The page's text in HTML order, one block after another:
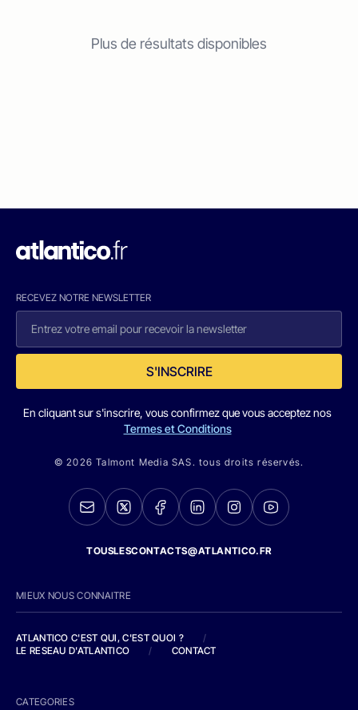
Plus de résultats disponibles
RECEVEZ NOTRE NEWSLETTER
S'INSCRIRE
En cliquant sur s'inscrire, vous confirmez que vous acceptez nos
Termes et Conditions
© 2026 Talmont Media SAS. tous droits réservés.
TOUSLESCONTACTS@ATLANTICO.FR
MIEUX NOUS CONNAITRE
ATLANTICO C'EST QUI, C'EST QUOI ?
/
LE RESEAU D'ATLANTICO
/ CONTACT
CATEGORIES